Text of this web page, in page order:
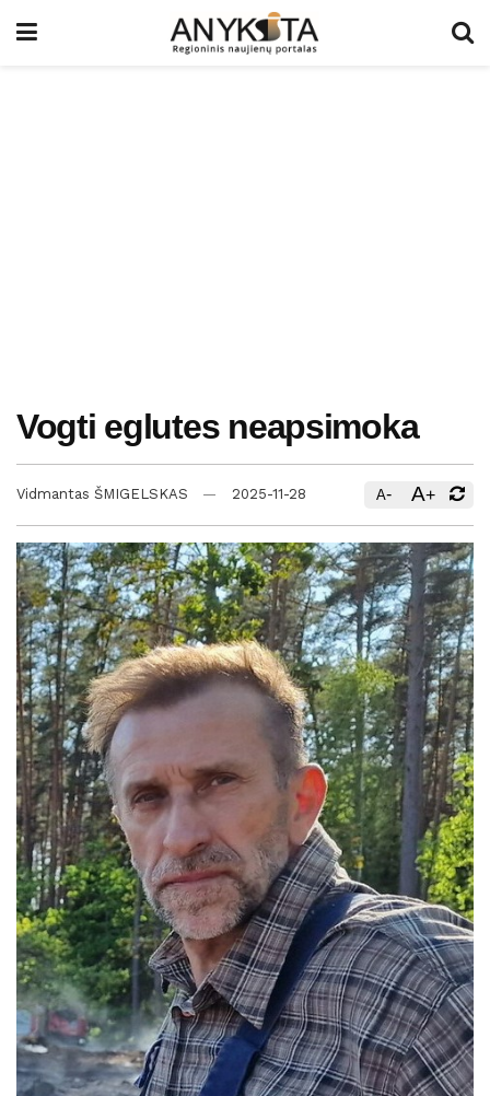
Vogti eglutes neapsimoka
Vidmantas ŠMIGELSKAS 2025-11-28 A- A+